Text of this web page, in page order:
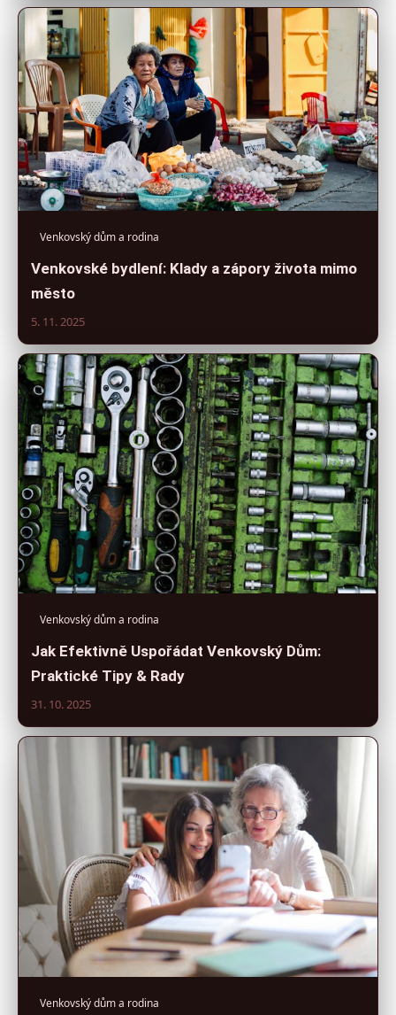
Venkovský dům a rodina
Venkovské bydlení: Klady a zápory života mimo
město
5. 11. 2025
Venkovský dům a rodina
Jak Efektivně Uspořádat Venkovský Dům:
Praktické Tipy & Rady
31. 10. 2025
Venkovský dům a rodina